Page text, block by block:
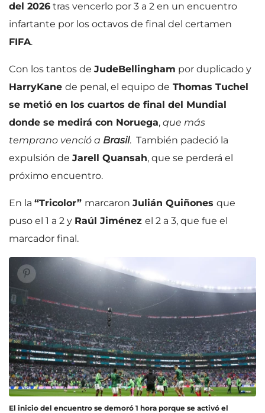
del 2026 tras vencerlo por 3 a 2 en un encuentro
infartante por los octavos de final del certamen
FIFA.
Con los tantos de JudeBellingham por duplicado y
HarryKane de penal, el equipo de Thomas Tuchel
se metió en los cuartos de final del Mundial
donde se medirá con Noruega, que más
temprano venció a Brasil. También padeció la
expulsión de Jarell Quansah, que se perderá el
próximo encuentro.
En la “Tricolor” marcaron Julián Quiñones que
puso el 1 a 2 y Raúl Jiménez el 2 a 3, que fue el
marcador final.
El inicio del encuentro se demoró 1 hora porque se activó el